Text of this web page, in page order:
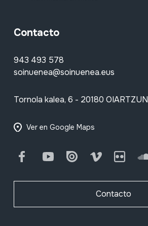
Contacto
943 493 578
soinuenea@soinuenea.eus
Tornola kalea, 6 - 20180 OIARTZUN
Ver en Google Maps
FacebookYoutube Issuu Vimeo Flickr
Contacto